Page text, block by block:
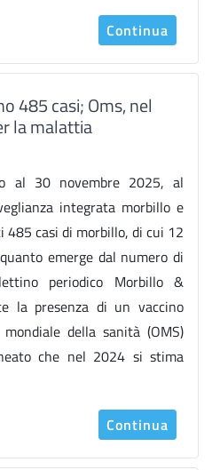
Continua
485 casi; Oms, nel
la malattia
al 30 novembre 2025, al
integrata morbillo e
485 casi di morbillo, di cui 12
emerge dal numero di
periodico Morbillo &
la presenza di un vaccino
mondiale della sanità (OMS)
che nel 2024 si stima
Continua